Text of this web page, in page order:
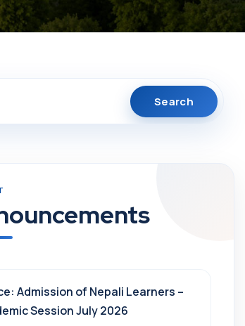
Admission of Nepali Learners –
Session July 2026